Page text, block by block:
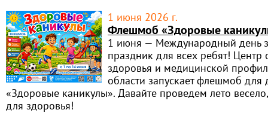
1 июня 2026 г.
Флешмоб «Здоровые
1 июня — Международный день
праздник для всех ребят! Центр
здоровья и медицинской
области запускает флешмоб для
«Здоровые каникулы». Давайте проведем лето
для здоровья!